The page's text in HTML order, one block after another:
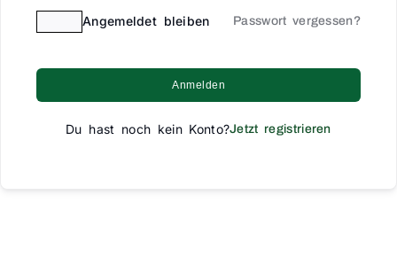
Angemeldet bleiben Passwort vergessen?
Anmelden
Du hast noch kein Konto?Jetzt registrieren